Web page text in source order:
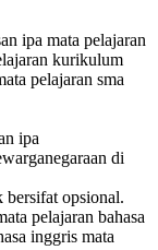
ipa mata pelajaran
kurikulum
pelajaran sma
ipa
di
opsional.
pelajaran bahasa
inggris mata